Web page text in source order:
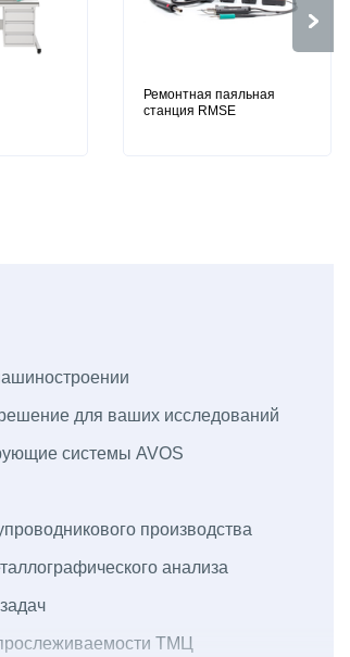
Ремонтная паяльная
станция RMSE
для ваших исследований
системы AVOS
производства
анализа
ТМЦ